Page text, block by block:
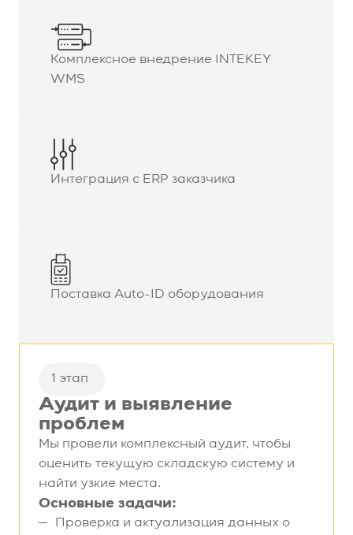
Комплексное внедрение INTEKEY
WMS
Интеграция с ERP заказчика
Поставка Auto-ID оборудования
1 этап
Аудит и выявление
проблем
Мы провели комплексный аудит, чтобы
оценить текущую складскую систему и
найти узкие места.
Основные задачи:
Проверка и актуализация данных о